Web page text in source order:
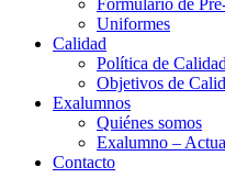
Formulario de
Uniformes
Calidad
Política de Calidad
Objetivos de
Exalumnos
Quiénes somos
Exalumno –
Contacto